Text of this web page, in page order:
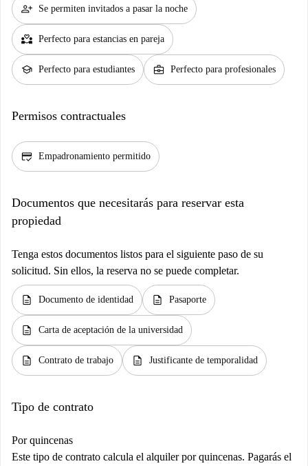
person_add Se permiten invitados a pasar la noche
partner_heart Perfecto para estancias en pareja
school Perfecto para estudiantes business_center Perfecto para profesionales
Permisos contractuales
credit_score Empadronamiento permitido
Documentos que necesitarás para reservar esta
propiedad
Tenga estos documentos listos para el siguiente paso de su
solicitud. Sin ellos, la reserva no se puede completar.
description Documento de identidad description Pasaporte
description Carta de aceptación de la universidad
description Contrato de trabajo description Justificante de temporalidad
Tipo de contrato
Por quincenas
Este tipo de contrato calcula el alquiler por quincenas. Pagarás el